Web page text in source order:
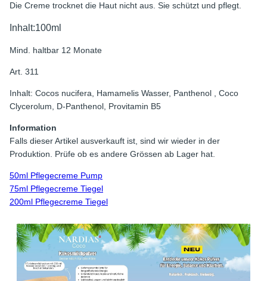
Die Creme trocknet die Haut nicht aus. Sie schützt und pflegt.
Inhalt:100ml
Mind. haltbar 12 Monate
Art. 311
Inhalt: Cocos nucifera, Hamamelis Wasser, Panthenol , Coco
Clycerolum, D-Panthenol, Provitamin B5
Information
Falls dieser Artikel ausverkauft ist, sind wir wieder in der
Produktion. Prüfe ob es andere Grössen ab Lager hat.
50ml Pflegecreme Pump
75ml Pflegecreme Tiegel
200ml Pflegecreme Tiegel